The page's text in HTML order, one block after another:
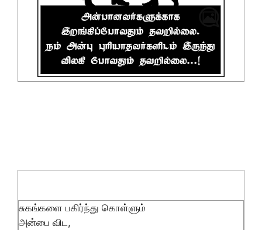
சுகங்களை பகிர்ந்து கொள்ளும்
அன்பை விட,